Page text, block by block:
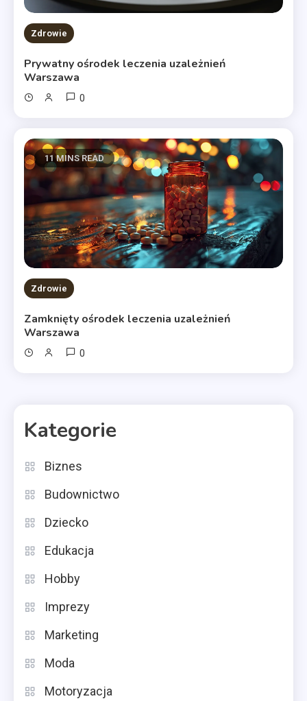
Zdrowie
Prywatny ośrodek leczenia uzależnień
Warszawa
0
11 MINS READ
Zdrowie
Zamknięty ośrodek leczenia uzależnień
Warszawa
0
Kategorie
Biznes
Budownictwo
Dziecko
Edukacja
Hobby
Imprezy
Marketing
Moda
Motoryzacja